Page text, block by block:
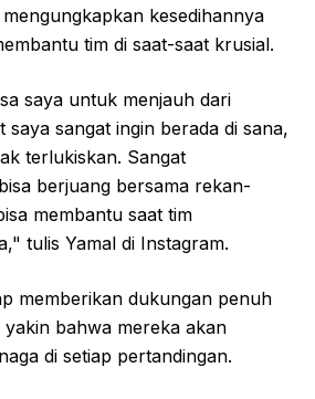
kesedihannya
tim di saat-saat krusial.
saya untuk menjauh dari
saya sangat ingin berada di sana,
terlukiskan. Sangat
berjuang bersama rekan-
membantu saat tim
tulis Yamal di Instagram.
memberikan dukungan penuh
yakin bahwa mereka akan
di setiap pertandingan.